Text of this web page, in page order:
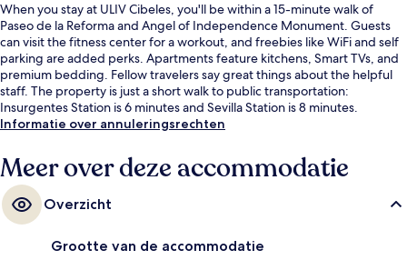
When you stay at ULIV Cibeles, you'll be within a 15-minute walk of
Paseo de la Reforma and Angel of Independence Monument. Guests
can visit the fitness center for a workout, and freebies like WiFi and self
parking are added perks. Apartments feature kitchens, Smart TVs, and
premium bedding. Fellow travelers say great things about the helpful
staff. The property is just a short walk to public transportation:
Insurgentes Station is 6 minutes and Sevilla Station is 8 minutes.
Informatie over annuleringsrechten
Meer over deze accommodatie
Overzicht
Grootte van de accommodatie